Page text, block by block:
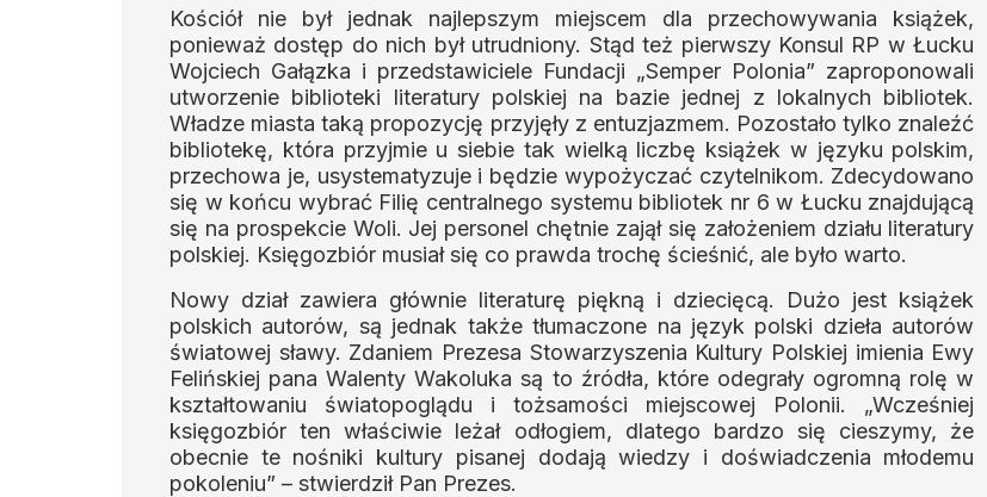
Kościół nie był jednak najlepszym miejscem dla przechowywania książek,
ponieważ dostęp do nich był utrudniony. Stąd też pierwszy Konsul RP w Łucku
Wojciech Gałązka i przedstawiciele Fundacji „Semper Polonia” zaproponowali
utworzenie biblioteki literatury polskiej na bazie jednej z lokalnych bibliotek.
Władze miasta taką propozycję przyjęły z entuzjazmem. Pozostało tylko znaleźć
bibliotekę, która przyjmie u siebie tak wielką liczbę książek w języku polskim,
przechowa je, usystematyzuje i będzie wypożyczać czytelnikom. Zdecydowano
się w końcu wybrać Filię centralnego systemu bibliotek nr 6 w Łucku znajdującą
się na prospekcie Woli. Jej personel chętnie zajął się założeniem działu literatury
polskiej. Księgozbiór musiał się co prawda trochę ścieśnić, ale było warto.
Nowy dział zawiera głównie literaturę piękną i dziecięcą. Dużo jest książek
polskich autorów, są jednak także tłumaczone na język polski dzieła autorów
światowej sławy. Zdaniem Prezesa Stowarzyszenia Kultury Polskiej imienia Ewy
Felińskiej pana Walenty Wakoluka są to źródła, które odegrały ogromną rolę w
kształtowaniu światopoglądu i tożsamości miejscowej Polonii. „Wcześniej
księgozbiór ten właściwie leżał odłogiem, dlatego bardzo się cieszymy, że
obecnie te nośniki kultury pisanej dodają wiedzy i doświadczenia młodemu
pokoleniu” – stwierdził Pan Prezes.